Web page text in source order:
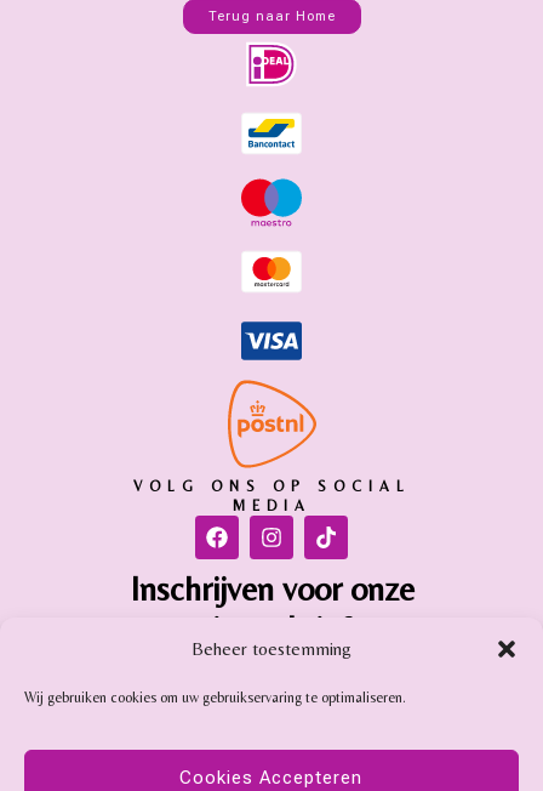
Beheer toestemming
Wij gebruiken cookies om uw gebruikservaring te optimaliseren.
Cookies Accepteren
Terug naar Home
VOLG ONS OP SOCIAL
MEDIA
Inschrijven voor onze
nieuwsbrief